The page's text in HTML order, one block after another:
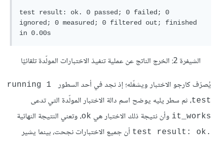
test result: ok. 0 passed; 0 failed; 0
ignored; 0 measured; 0 filtered out; finished
الشيفرة 2: الخرج الناتج عن عملية تنفيذ الاختبارات المولّدة تلقائيًا
يُصرّف كارجو الاختبار ويشغّله؛ إذ نجد في أحد السطور
running 1
test، ثم سطر يليه يوضح اسم دالة الاختبار المولّدة التي تدعى
it_works وأن نتيجة ذلك الاختبار هي ok، وتعني النتيجة النهائية
test result: ok.‎ أن جميع الاختبارات نجحت، بينما يشير